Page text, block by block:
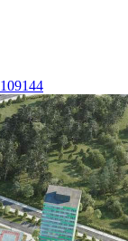
109144